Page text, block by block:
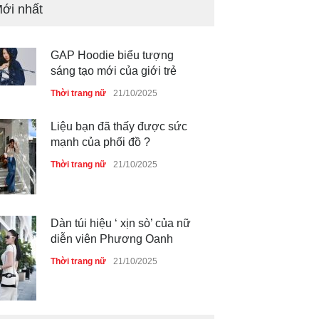
nhất
GAP Hoodie biểu tượng
sáng tạo mới của giới trẻ
Thời trang nữ 21/10/2025
Liệu bạn đã thấy được sức
mạnh của phối đồ ?
Thời trang nữ 21/10/2025
Dàn túi hiệu ‘ xịn sò’ của nữ
diễn viên Phương Oanh
Thời trang nữ 21/10/2025